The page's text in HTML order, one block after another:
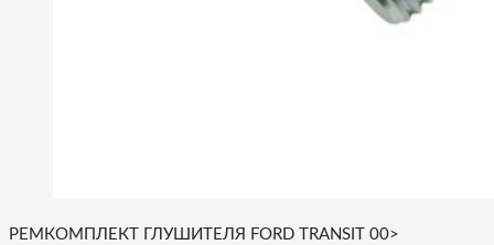
РЕМКОМПЛЕКТ ГЛУШИТЕЛЯ FORD TRANSIT 00>